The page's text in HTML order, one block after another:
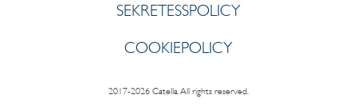
SEKRETESSPOLICY
COOKIEPOLICY
2017-2026 Catella. All rights reserved.